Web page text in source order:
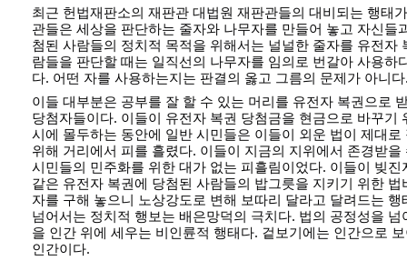
최근 헌법재판소의 재판관 대법원 재판관들의 대비되는 행태
관들은 세상을 판단하는 줄자와 나무자를 만들어 놓고 자신들
첨된 사람들의 정치적 목적을 위해서는 널널한 줄자를 유전자
람들을 판단할 때는 일직선의 나무자를 임의로 번갈아 사용하
다. 어떤 자를 사용하는지는 판결의 옳고 그름의 문제가 아니
이들 대부분은 공부를 잘 할 수 있는 머리를 유전자 복권으로
당첨자들이다. 이들이 유전자 복권 당첨금을 현금으로 바꾸기
시에 몰두하는 동안에 일반 시민들은 이들이 외운 법이 제대
위해 거리에서 피를 흘렸다. 이들이 지금의 지위에서 존경받
시민들의 민주화를 위한 대가 없는 피흘림이었다. 이들이 빚
같은 유전자 복권에 당첨된 사람들의 밥그릇을 지키기 위한
자를 구해 놓으니 노상강도로 변해 보따리 달라고 달려드는
넘어서는 정치적 행보는 배은망덕의 극치다. 법의 공정성을
을 인간 위에 세우는 비인륜적 행태다. 겉보기에는 인간으로
인간이다.